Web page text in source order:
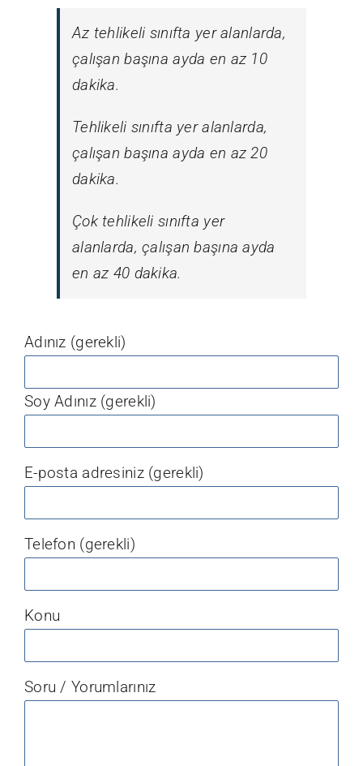
Az tehlikeli sınıfta yer alanlarda,
çalışan başına ayda en az 10
dakika.
Tehlikeli sınıfta yer alanlarda,
çalışan başına ayda en az 20
dakika.
Çok tehlikeli sınıfta yer
alanlarda, çalışan başına ayda
en az 40 dakika.
Adınız (gerekli)
Soy Adınız (gerekli)
E-posta adresiniz (gerekli)
Telefon (gerekli)
Konu
Soru / Yorumlarınız